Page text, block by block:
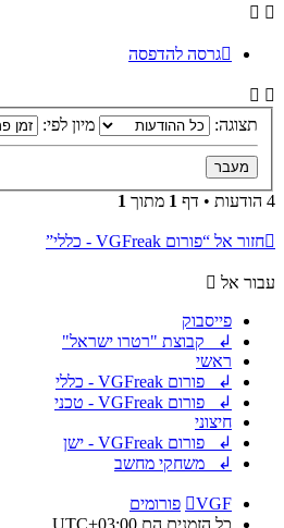
גרסה להדפסה
תצוגה: מיון לפי:
4 הודעות • דף 1 מתוך 1
חזור אל “פורום VGFreak - כללי”
עבור אל
פייסבוק
↲ קבוצת "רטרו ישראל"
ראשי
↲ פורום VGFreak - כללי
↲ פורום VGFreak - טכני
חיצוני
↲ פורום VGFreak - ישן
↲ משחקי מחשב
VGF
פורומים
כל הזמנים הם UTC+03:00